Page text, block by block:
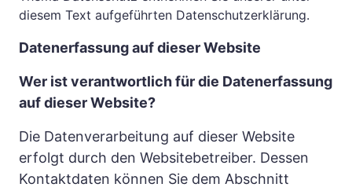
diesem Text aufgeführten Datenschutzerklärung.
Datenerfassung auf dieser Website
Wer ist verantwortlich für die Datenerfassung
auf dieser Website?
Die Datenverarbeitung auf dieser Website
erfolgt durch den Websitebetreiber. Dessen
Kontaktdaten können Sie dem Abschnitt